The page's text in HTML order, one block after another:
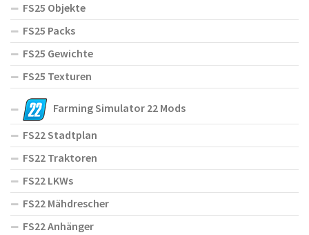
FS25 Objekte
FS25 Packs
FS25 Gewichte
FS25 Texturen
Farming Simulator 22 Mods
FS22 Stadtplan
FS22 Traktoren
FS22 LKWs
FS22 Mähdrescher
FS22 Anhänger